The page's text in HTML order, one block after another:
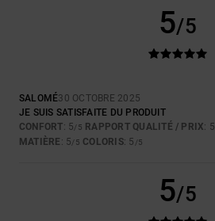
5/5
SALOMÉ30 OCTOBRE 2025
JE SUIS SATISFAITE DU PRODUIT
CONFORT: 5/5 RAPPORT QUALITÉ / PRIX: 5
MATIÈRE : 5/5 COLORIS: 5 /5
5/5